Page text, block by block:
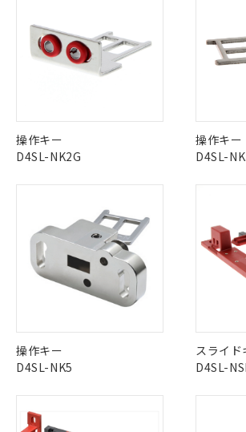
操作キー
D4SL-NK2G
操作キー
D4SL-
操作キー
D4SL-NK5
スライド
D4SL-
(税抜)を提供させていただ
す。
当社制御機器事業取扱商品
本サービスの対象外となる商
タに基づき作成されるもので
覧された時点での実際の在庫
正式な納期状況および標準
様のお取引先、またはお客
ムロン制御機器販売店・当
ご相談ください。
オムロン制御機器販売店や
点は「販売ネットワーク
在庫状況および標準価格結
事前の承諾なく第三者に漏
示しないようお願いします。
ビス）をご利用いただくに
非該当品：ライセンス料など無形
害物質有無と関係のない商品です
仕入先様の事情により、非含有部
鉛(Pb) 1000ppm以下、 水銀(Hg) 1000ppm
ミウム(Cd) 100ppm以下、
類(PBB) 1000ppm以下、ポリ臭化ジフェニ
ル) (DEHP)(別名：DOP) 1000ppm以下、フ
ルベンジル（BBP） 1000ppm以下、フタル
（DBP） 1000ppm以下、フタル酸ジイソ
(DIBP) 1000ppm以下
但し、RoHS指令で産業用監視および制御
適用除外項目は除く。
フタル酸エステル類の４物質については閾
図的な使用がないことを確認しています。
部品在庫の切り替え状況などによ
「○」：最大均質材料含有率が中
基準値以下であることを示します
「×」：最大均質材料含有率が中
い合わせください。
*中国RoHS10物質の基準値 (GB/T26572)：
Pb(鉛) :1000ppm、 Hg(水銀) : 1000ppm、
Cr(Ⅵ)(六価クロム) : 1000ppm、 PBBs(ポリ
ニル類) : 1000ppm、 PBDEs(ポリ臭化ジフ
ル類) : 1000ppm、
DBP(フタル酸ジブチル) : 1000ppm、
イソブチル) : 1000ppm、 BBP(フタル酸ブ
ル) : 1000ppm、
DEHP(フタル酸ビス(2-エチルヘキシル)) :
※2 環境保護使用期限
準値以下であることを示します。
「10」：通常の使用状況下におい
（以下｢規制貨物等」という
または国外への提供する場合
国政府の輸出許可(または役
当社は規制貨物を破棄する
全に破砕するなど、違法に
いよう必要な手段を講じま
当社は貴社製品を、核兵器
ル、化学兵器、生物兵器ま
武器並びにこれらの製造装置
使用いたしません。
場合は、上記1、2および3の
該第三者に通知します。ま
販売先および販売に係わる関
法に輸出するおそれがある
号
一定数には満たないが
－
在庫なし(最新の在庫状
いては、お客様のお取
たはお客様担当のオムロ
機器販売店・当社販売
白
情報を公開していない